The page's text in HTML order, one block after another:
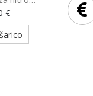
- Just A
€